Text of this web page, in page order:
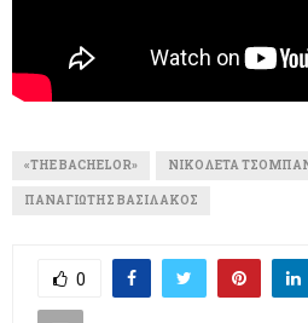
«THE BACHELOR» ΝΙΚΟΛΈΤΑ
ΠΑΝΑΓΙΏΤΗΣ ΒΑΣΙΛΆΚΟΣ
0